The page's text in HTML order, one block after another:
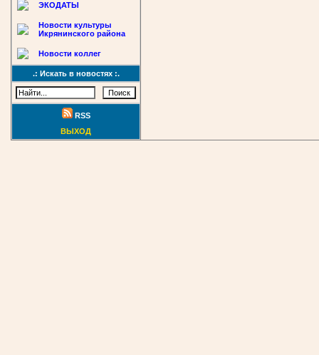
ЭКОДАТЫ
Новости культуры
Икрянинского района
Новости коллег
.: Искать в новостях :.
RSS
ВЫХОД